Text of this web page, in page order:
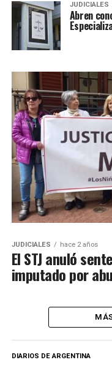
JUDICIALES
Abren
JUDICIALES hace 2 años
El STJ anuló
imputado por
DIARIOS DE ARGENTINA